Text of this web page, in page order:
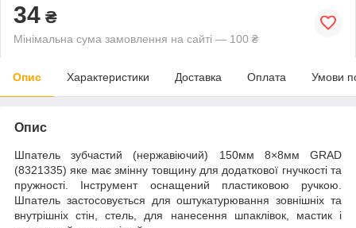
34 ₴
Мінімальна сума замовлення на сайті — 100 ₴
Опис Характеристики Доставка Оплата Умови
Опис
Шпатель зубчастий (нержавіючий) 150мм 8×8мм GRAD
(8321335) яке має змінну товщину для додаткової гнучкості та
пружності. Інструмент оснащений пластиковою ручкою.
Шпатель застосовується для оштукатурювання зовнішніх та
внутрішніх стін, стель, для нанесення шпаклівок, мастик і